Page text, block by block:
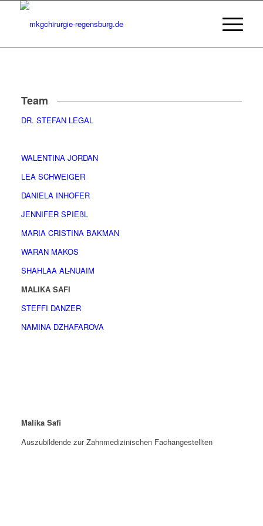
Team
DR. STEFAN LEGAL
WALENTINA JORDAN
LEA SCHWEIGER
DANIELA INHOFER
JENNIFER SPIEßL
MARIA CRISTINA BAKMAN
WARAN MAKOS
SHAHLAA AL-NUAIM
MALIKA SAFI
STEFFI DANZER
NAMINA DZHAFAROVA
Malika Safi
Auszubildende zur Zahnmedizinischen Fachangestellten